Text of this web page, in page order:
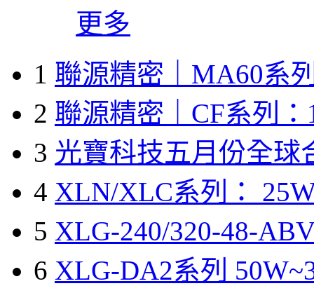
更多
1 聯源精密｜MA60系
2 聯源精密｜CF系列：
3 光寶科技五月份全球
4 XLN/XLC系列：
5 XLG-240/320-48-
6 XLG-DA2系列